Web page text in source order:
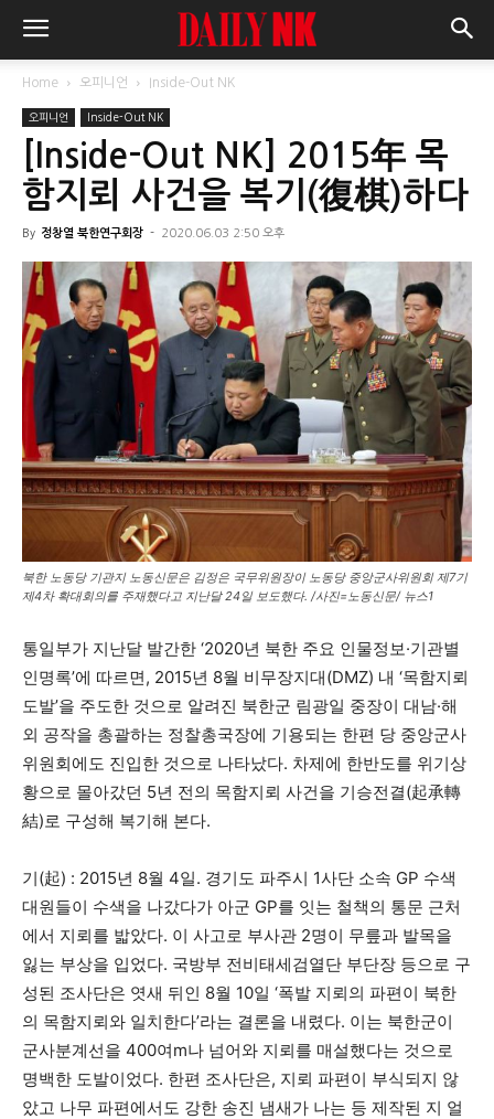
Home 오피니언 Inside-Out NK
오피니언 Inside-Out NK
[Inside-Out NK] 2015年 목
함지뢰 사건을 복기(復棋)하다
By 정창열 북한연구회장 - 2020.06.03 2:50 오후
북한 노동당 기관지 노동신문은 김정은 국무위원장이 노동당 중앙군사위원회 제7기
제4차 확대회의를 주재했다고 지난달 24일 보도했다. /사진=노동신문/ 뉴스1
통일부가 지난달 발간한 ‘2020년 북한 주요 인물정보·기관별
인명록’에 따르면, 2015년 8월 비무장지대(DMZ) 내 ‘목함지뢰
도발’을 주도한 것으로 알려진 북한군 림광일 중장이 대남·해
외 공작을 총괄하는 정찰총국장에 기용되는 한편 당 중앙군사
위원회에도 진입한 것으로 나타났다. 차제에 한반도를 위기상
황으로 몰아갔던 5년 전의 목함지뢰 사건을 기승전결(起承轉
結)로 구성해 복기해 본다.
기(起) : 2015년 8월 4일. 경기도 파주시 1사단 소속 GP 수색
대원들이 수색을 나갔다가 아군 GP를 잇는 철책의 통문 근처
에서 지뢰를 밟았다. 이 사고로 부사관 2명이 무릎과 발목을
잃는 부상을 입었다. 국방부 전비태세검열단 부단장 등으로 구
성된 조사단은 엿새 뒤인 8월 10일 ‘폭발 지뢰의 파편이 북한
의 목함지뢰와 일치한다’라는 결론을 내렸다. 이는 북한군이
군사분계선을 400여m나 넘어와 지뢰를 매설했다는 것으로
명백한 도발이었다. 한편 조사단은, 지뢰 파편이 부식되지 않
았고 나무 파편에서도 강한 송진 냄새가 나는 등 제작된 지 얼